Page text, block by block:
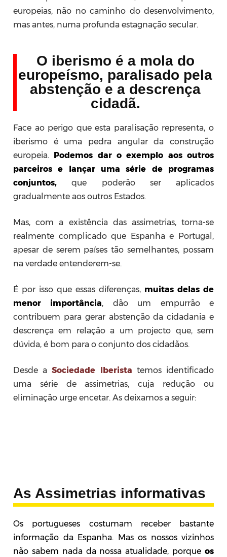
europeias, não no caminho do desenvolvimento,
mas antes, numa profunda estagnação secular.
O iberismo é a mola do
europeísmo, paralisado pela
abstenção e a descrença
cidadã.
Face ao perigo que esta paralisação representa, o
iberismo é uma pedra angular da construção
europeia. Podemos dar o exemplo aos outros
parceiros e lançar uma série de programas
conjuntos, que poderão ser aplicados
gradualmente aos outros Estados.
Mas, com a existência das assimetrias, torna-se
realmente complicado que Espanha e Portugal,
apesar de serem países tão semelhantes, possam
na verdade entenderem-se.
É por isso que essas diferenças, muitas delas de
menor importância, dão um empurrão e
contribuem para gerar abstenção da cidadania e
descrença em relação a um projecto que, sem
dúvida, é bom para o conjunto dos cidadãos.
Desde aSociedade Iberista temos identificado
uma série de assimetrias, cuja redução ou
eliminação urge encetar. As deixamos a seguir:
As Assimetrias informativas
Os portugueses costumam receber bastante
informação da Espanha. Mas os nossos vizinhos
não sabem nada da nossa atualidade, porque os